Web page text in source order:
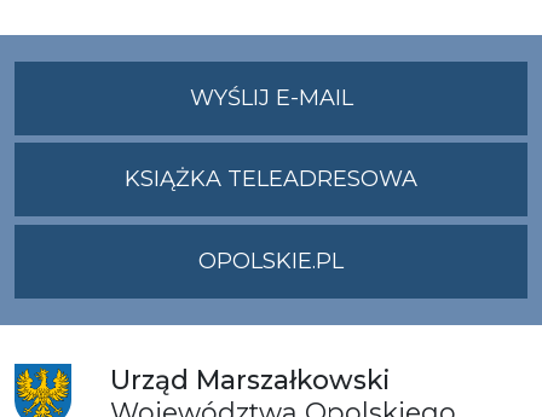
WYŚLIJ E-MAILNA
ADRES
KSIĄŻKA TELEADRESOWA
OPOLSKIE.PL
Urząd Marszałkowski